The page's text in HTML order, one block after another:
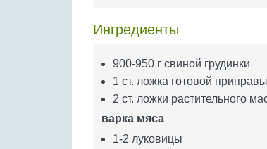
Ингредиенты
900-950 г свиной грудинки
1 ст. ложка готовой
2 ст. ложки растительного
варка мяса
1-2 луковицы